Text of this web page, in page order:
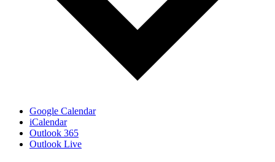
Google Calendar
iCalendar
Outlook 365
Outlook Live